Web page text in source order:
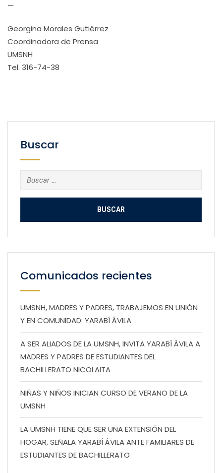
—
Georgina Morales Gutiérrez
Coordinadora de Prensa
UMSNH
Tel. 316-74-38
Buscar
Buscar:
Comunicados recientes
UMSNH, MADRES Y PADRES, TRABAJEMOS EN UNIÓN
Y EN COMUNIDAD: YARABÍ ÁVILA
A SER ALIADOS DE LA UMSNH, INVITA YARABÍ ÁVILA A
MADRES Y PADRES DE ESTUDIANTES DEL
BACHILLERATO NICOLAITA
NIÑAS Y NIÑOS INICIAN CURSO DE VERANO DE LA
UMSNH
LA UMSNH TIENE QUE SER UNA EXTENSIÓN DEL
HOGAR, SEÑALA YARABÍ ÁVILA ANTE FAMILIARES DE
ESTUDIANTES DE BACHILLERATO